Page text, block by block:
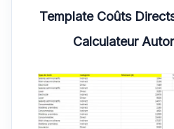
Template Coûts
Calculateur